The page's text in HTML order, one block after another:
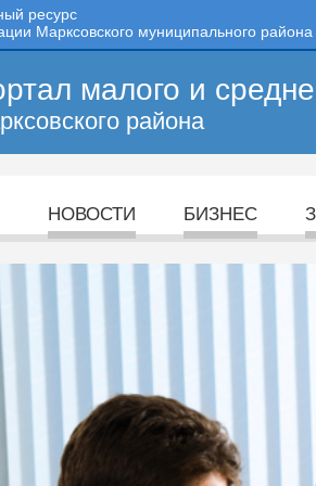
ресурс
Марксовского муниципального района
малого и
района
НОВОСТИ БИЗНЕС